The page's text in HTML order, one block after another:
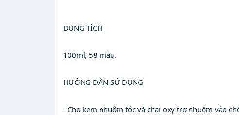
DUNG TÍCH
100ml, 58 màu.
HƯỚNG DẪN SỬ DỤNG
- Cho kem nhuộm tóc và chai oxy trợ nhuộm vào